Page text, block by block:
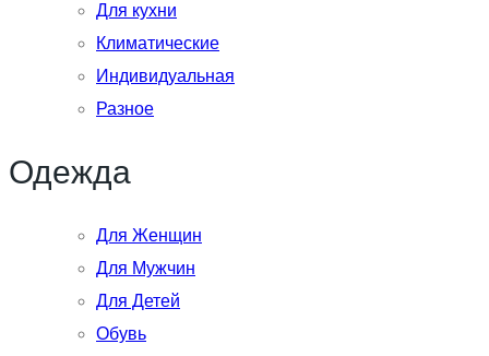
Для кухни
Климатические
Индивидуальная
Разное
Одежда
Для Женщин
Для Мужчин
Для Детей
Обувь